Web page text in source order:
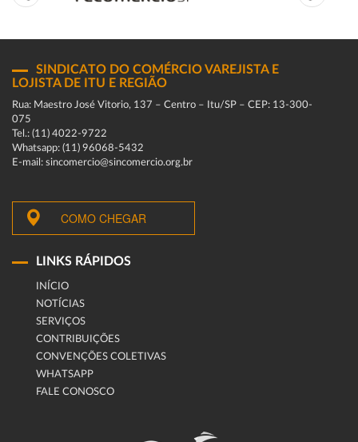
SINDICATO DO COMÉRCIO VAREJISTA E
LOJISTA DE ITU E REGIÃO
Rua: Maestro José Vitorio, 137 – Centro – Itu/SP – CEP: 13-300-
075
Tel.: (11) 4022-9722
Whatsapp: (11) 96068-5432
E-mail: sincomercio@sincomercio.org.br
COMO CHEGAR
LINKS RÁPIDOS
INÍCIO
NOTÍCIAS
SERVIÇOS
CONTRIBUIÇÕES
CONVENÇÕES COLETIVAS
WHATSAPP
FALE CONOSCO